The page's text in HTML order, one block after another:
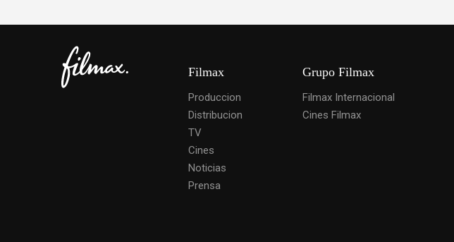
Filmax
Produccion
Distribucion
TV
Cines
Noticias
Prensa
Grupo Filmax
Filmax Internacional
Cines Filmax